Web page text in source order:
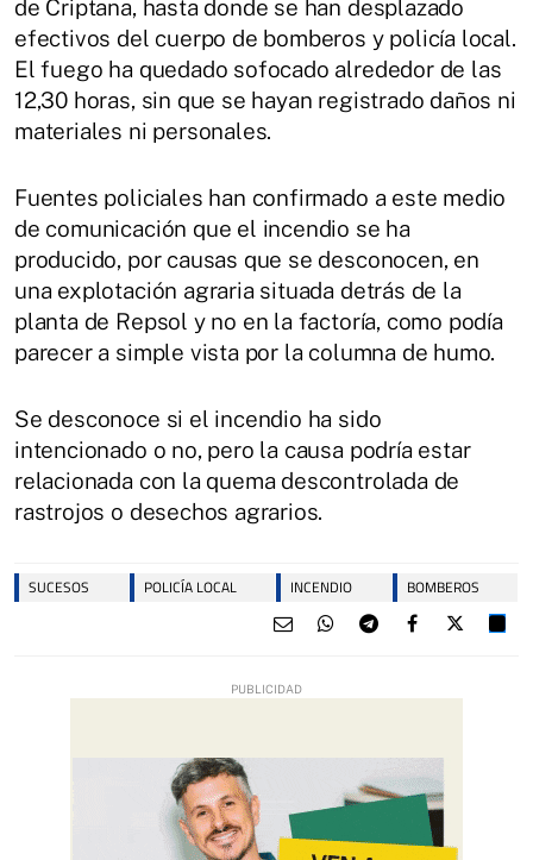
de Criptana, hasta donde se han desplazado
efectivos del cuerpo de bomberos y policía local.
El fuego ha quedado sofocado alrededor de las
12,30 horas, sin que se hayan registrado daños ni
materiales ni personales.
Fuentes policiales han confirmado a este medio
de comunicación que el incendio se ha
producido, por causas que se desconocen, en
una explotación agraria situada detrás de la
planta de Repsol y no en la factoría, como podía
parecer a simple vista por la columna de humo.
Se desconoce si el incendio ha sido
intencionado o no, pero la causa podría estar
relacionada con la quema descontrolada de
rastrojos o desechos agrarios.
SUCESOS POLICÍA LOCAL INCENDIO BOMBEROS